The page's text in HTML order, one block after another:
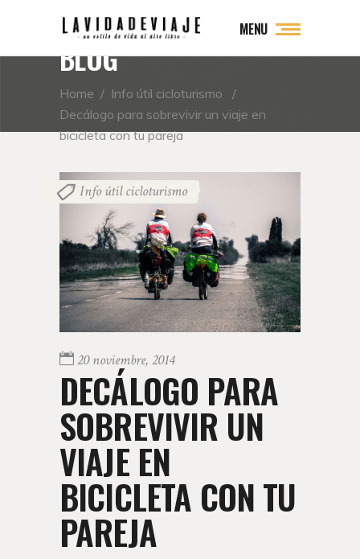
MENU
BLOG
Home / Info útil cicloturismo
/
Decálogo para sobrevivir un viaje en
bicicleta con tu pareja
Info útil cicloturismo
20 noviembre, 2014
DECÁLOGO PARA
SOBREVIVIR UN
VIAJE EN
BICICLETA CON TU
PAREJA